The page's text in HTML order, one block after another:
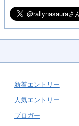
新着エントリー
人気エントリー
ブロガー